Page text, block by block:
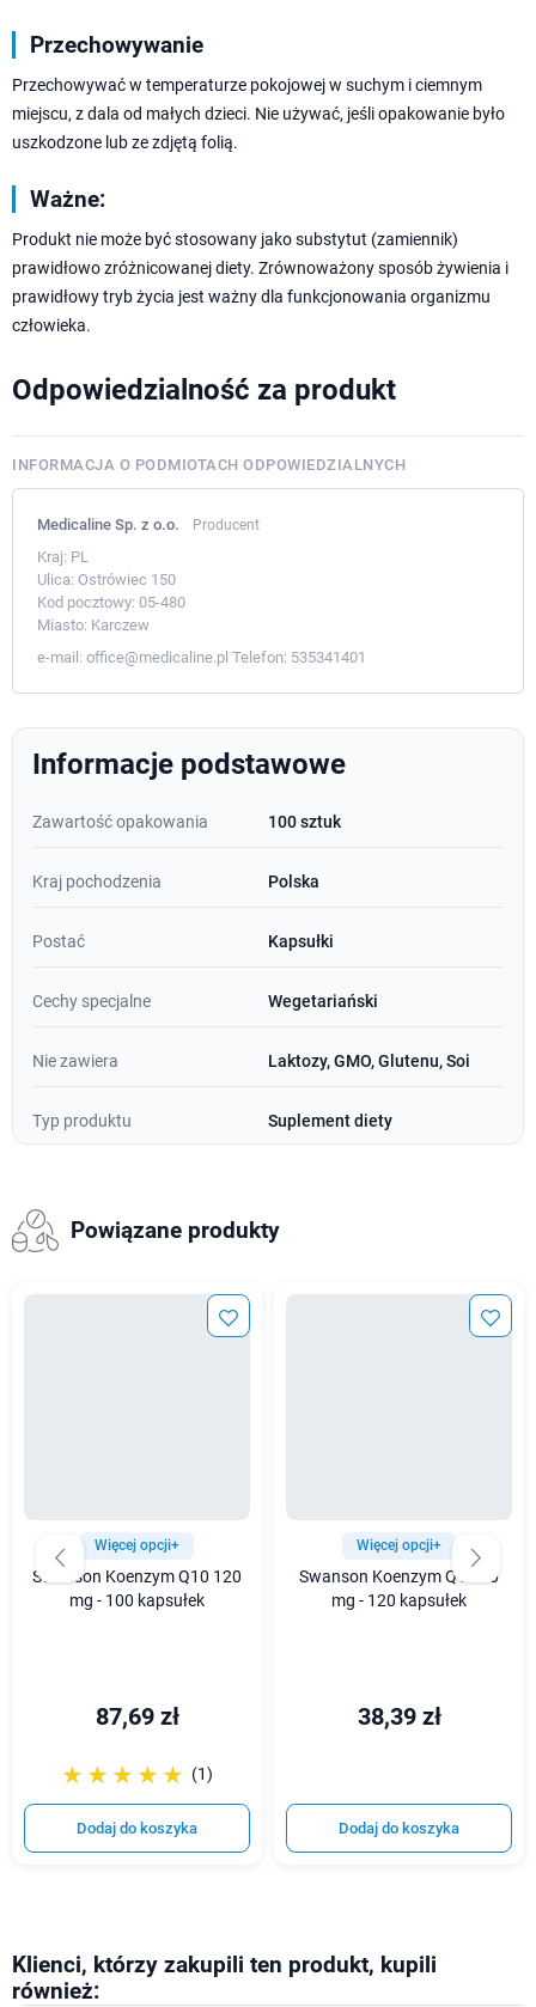
Przechowywanie
Przechowywać w temperaturze pokojowej w suchym i ciemnym
miejscu, z dala od małych dzieci. Nie używać, jeśli opakowanie było
uszkodzone lub ze zdjętą folią.
Ważne:
Produkt nie może być stosowany jako substytut (zamiennik)
prawidłowo zróżnicowanej diety. Zrównoważony sposób żywienia i
prawidłowy tryb życia jest ważny dla funkcjonowania organizmu
człowieka.
Odpowiedzialność za produkt
INFORMACJA O PODMIOTACH ODPOWIEDZIALNYCH
Medicaline Sp. z o.o. Producent
Kraj: PL
Ulica: Ostrówiec 150
Kod pocztowy: 05-480
Miasto: Karczew
e-mail: office@medicaline.pl Telefon: 535341401
Informacje podstawowe
Zawartość opakowania 100 sztuk
Kraj pochodzenia Polska
Postać Kapsułki
Cechy specjalne Wegetariański
Nie zawiera Laktozy, GMO, Glutenu, Soi
Typ produktu Suplement diety
Powiązane produkty
Więcej opcji+
Swanson Koenzym Q10 120
mg - 100 kapsułek
87,69 zł
☆☆☆☆☆
★★★★★ (1)
Dodaj do koszyka
Więcej opcji+
Swanson Koenzym Q10 30
mg - 120 kapsułek
38,39 zł
Dodaj do koszyka
Klienci, którzy zakupili ten produkt, kupili
również: